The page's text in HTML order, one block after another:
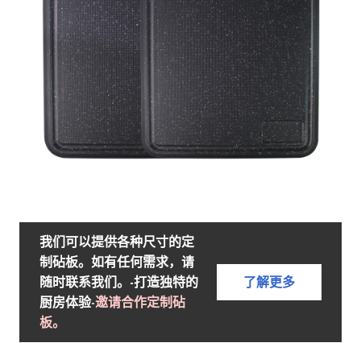
我们可以提供各种尺寸的定
制砧板。如有任何需求，请
随时联系我们。-打造独特的
厨房体验-邀请合作定制砧
板。
了解更多